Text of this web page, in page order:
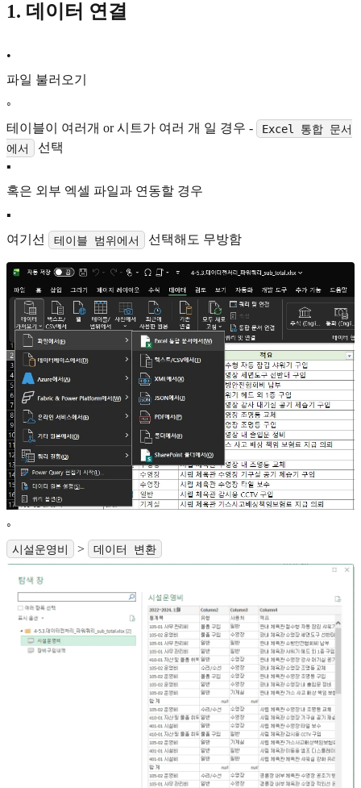
1. 데이터 연결
•
파일 불러오기
◦
테이블이 여러개 or 시트가 여러 개 일 경우 -
Excel 통합 문서
에서
선택
▪
혹은 외부 엑셀 파일과 연동할 경우
▪
여기선
테이블 범위에서 선택해도 무방함
◦
시설운영비 > 데이터 변환